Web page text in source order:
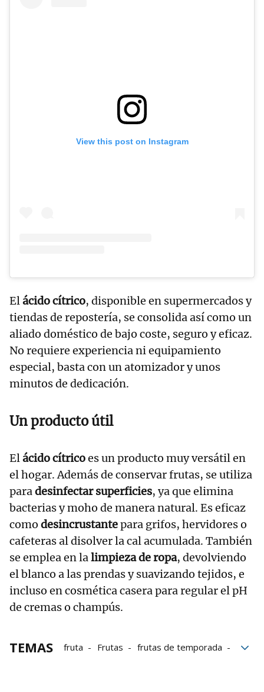
View this post on Instagram
Elácido cítrico, disponible en supermercados y
tiendas de repostería, se consolida así como un
aliado doméstico de bajo coste, seguro y eficaz.
No requiere experiencia ni equipamiento
especial, basta con un atomizador y unos
minutos de dedicación.
Un producto útil
Elácido cítricoes un producto muy versátil en
el hogar. Además de conservar frutas, se utiliza
paradesinfectar superficies, ya que elimina
bacterias y moho de manera natural. Es eficaz
como desincrustantepara grifos, hervidores o
cafeteras al disolver la cal acumulada. También
se emplea en lalimpieza de ropa, devolviendo
el blanco a las prendas y suavizando tejidos, e
incluso en cosmética casera para regular el pH
de cremas o champús.
TEMAS fruta Frutas
frutas de temporada